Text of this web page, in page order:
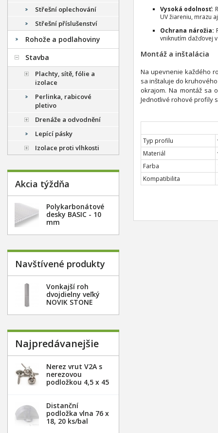
Vysoká odolnosť:
UV žiareniu, mrazu
Ochrana nárožia:
vniknutím dažďovej
Montáž a inštalácia
Na upevnenie každého
sa inštaluje do
okrajom. Na montáž sa
Jednotlivé rohové profily
Typ profilu
Materiál
Farba
Kompatibilita
Střešní oplechování
Střešní příslušenství
Rohože a podlahoviny
Stavba
Plachty, sítě, fólie a
izolace
Perlinka, rabicové
pletivo
Drenáže a odvodnění
Lepící pásky
Izolace proti vlhkosti
Akcia týždňa
Polykarbonátové
desky BASIC - 10
mm
Navštívené produkty
Vonkajší roh
dvojdielny veľký
NOVIK STONE
Najpredávanejšie
Nerez vrut V2A s
nerezovou
podložkou 4,5 x 45
Distanční
podložka vlna 76 x
18, 20 ks/bal